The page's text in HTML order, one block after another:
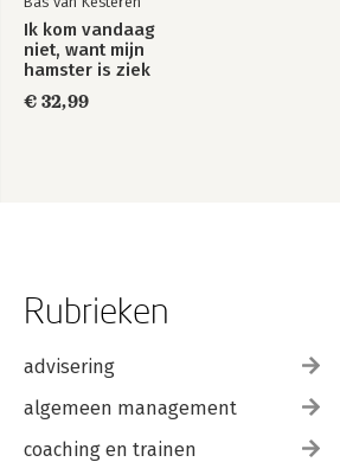
Ik kom vandaag
niet, want mijn
hamster is ziek
€ 32,99
Rubrieken
advisering
algemeen management
coaching en trainen